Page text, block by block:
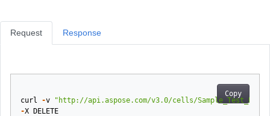
Request
Copy
curl -v
"http://api.aspose.com/v3.0/cells/
-X
DELETE
Response